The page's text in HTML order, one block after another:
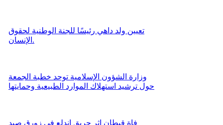
تعيين ولد داهي رئيسًا للجنة الوطنية لحقوق
الإنسان.
وزارة الشؤون الإسلامية توحد خطبة الجمعة
حول ترشيد استهلاك الموارد الطبيعية وحمايتها
فاة قبطان إثر حريق اندلع في زورق صيد